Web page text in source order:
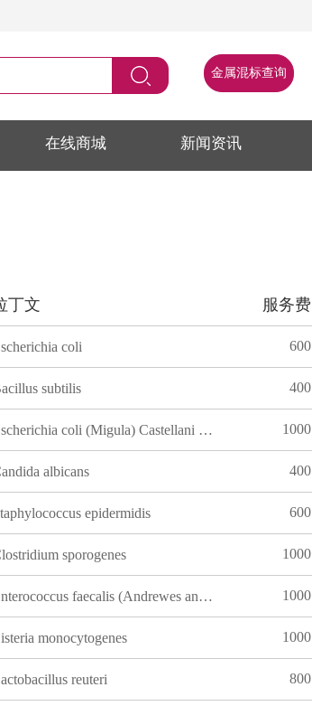
金属混标查询
在线商城 新闻资讯
丁文 服务费
coli 600
subtilis 400
Escherichia coli (Migula) Castellani and Chalmers 1000
albicans 400
epidermidis 600
sporogenes 1000
Enterococcus faecalis (Andrewes and Horder) Schleifer and Kilpper-Balz 1000
monocytogenes 1000
reuteri 800